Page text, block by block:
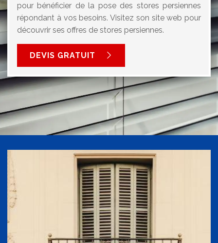
pour bénéficier de la pose des stores persiennes
répondant à vos besoins. Visitez son site web pour
découvrir ses offres de stores persiennes.
DEVIS GRATUIT